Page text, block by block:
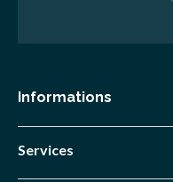
Informations
Services